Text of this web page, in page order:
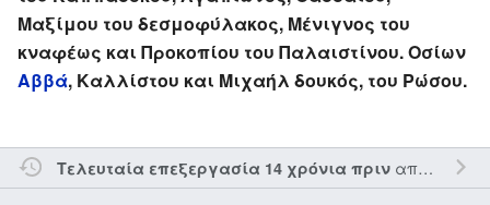
Μαξίμου του δεσμοφύλακος, Μένιγνος του
κναφέως και Προκοπίου του Παλαιστίνου. Οσίων
Αββά, Καλλίστου και Μιχαήλ δουκός, του Ρώσου.
Τελευταία επεξεργασία 14 χρόνια πριναπό τον την